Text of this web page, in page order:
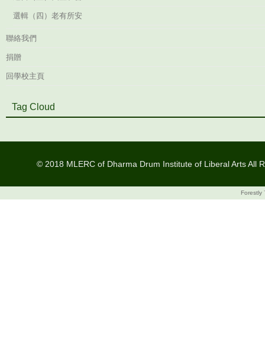
選輯（四）老有所安
聯絡我們
捐贈
回學校主頁
Tag Cloud
© 2018 MLERC of Dharma Drum Institute of Liberal Arts All
Forestly